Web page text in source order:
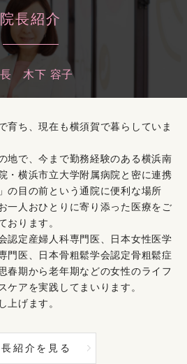
院長紹介
木下 容子
育ち、現在も横須賀で暮らしていま
地で、今まで勤務経験のある横浜南
・横浜市立大学附属病院と密に連携
の目の前という通院に便利な場所
一人おひとりに寄り添った医療をご
おります。
認定産婦人科専門医、日本女性医学
門医、日本骨粗鬆学会認定骨粗鬆症
春期から老年期などの女性のライフ
ケアを実践してまいります。
上げます。
長紹介を見る